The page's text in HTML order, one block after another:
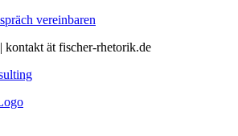
vereinbaren
| kontakt ät fischer-rhetorik.de